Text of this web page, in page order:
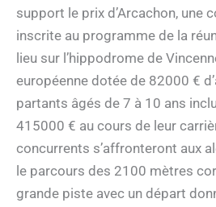
support le prix d’Arcachon, une
inscrite au programme de la
lieu sur l’hippodrome de
européenne dotée de 82000 €
partants âgés de 7 à 10 ans
415000 € au cours de leur
concurrents s’affronteront aux
le parcours des 2100 mètres
grande piste avec un départ